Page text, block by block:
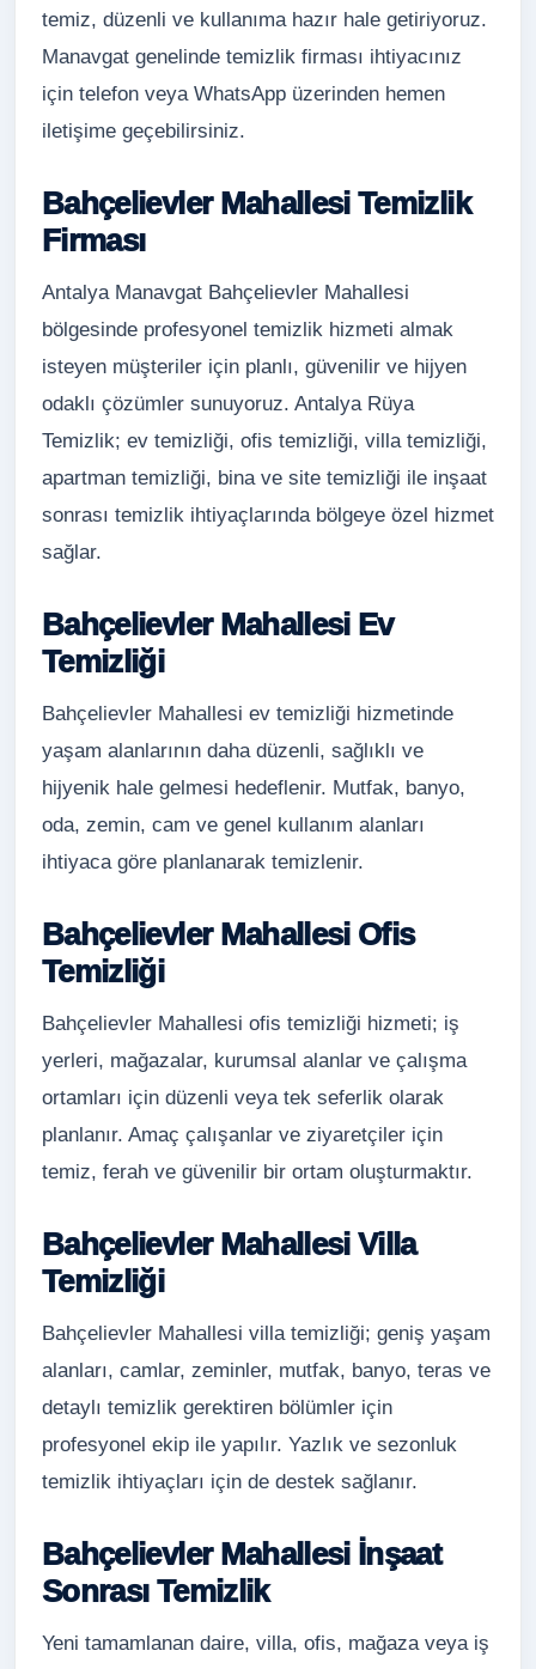
temiz, düzenli ve kullanıma hazır hale getiriyoruz.
Manavgat genelinde temizlik firması ihtiyacınız
için telefon veya WhatsApp üzerinden hemen
iletişime geçebilirsiniz.
Bahçelievler Mahallesi Temizlik
Firması
Antalya Manavgat Bahçelievler Mahallesi
bölgesinde profesyonel temizlik hizmeti almak
isteyen müşteriler için planlı, güvenilir ve hijyen
odaklı çözümler sunuyoruz. Antalya Rüya
Temizlik; ev temizliği, ofis temizliği, villa temizliği,
apartman temizliği, bina ve site temizliği ile inşaat
sonrası temizlik ihtiyaçlarında bölgeye özel hizmet
sağlar.
Bahçelievler Mahallesi Ev
Temizliği
Bahçelievler Mahallesi ev temizliği hizmetinde
yaşam alanlarının daha düzenli, sağlıklı ve
hijyenik hale gelmesi hedeflenir. Mutfak, banyo,
oda, zemin, cam ve genel kullanım alanları
ihtiyaca göre planlanarak temizlenir.
Bahçelievler Mahallesi Ofis
Temizliği
Bahçelievler Mahallesi ofis temizliği hizmeti; iş
yerleri, mağazalar, kurumsal alanlar ve çalışma
ortamları için düzenli veya tek seferlik olarak
planlanır. Amaç çalışanlar ve ziyaretçiler için
temiz, ferah ve güvenilir bir ortam oluşturmaktır.
Bahçelievler Mahallesi Villa
Temizliği
Bahçelievler Mahallesi villa temizliği; geniş yaşam
alanları, camlar, zeminler, mutfak, banyo, teras ve
detaylı temizlik gerektiren bölümler için
profesyonel ekip ile yapılır. Yazlık ve sezonluk
temizlik ihtiyaçları için de destek sağlanır.
Bahçelievler Mahallesi İnşaat
Sonrası Temizlik
Yeni tamamlanan daire, villa, ofis, mağaza veya iş